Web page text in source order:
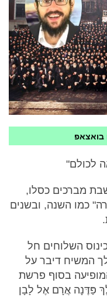
בואצאפ
לכולם"
מברכים כסלו,
כמו השנה, ובשנים
השלוחים חל
המשיח דיבר על
בסוף פרשת
פַּדֶּנָה אֲרָם אֶל לָבָן